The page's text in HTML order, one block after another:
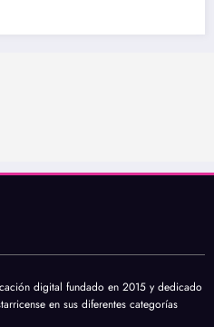
digital fundado en 2015 y dedicado
en sus diferentes categorías